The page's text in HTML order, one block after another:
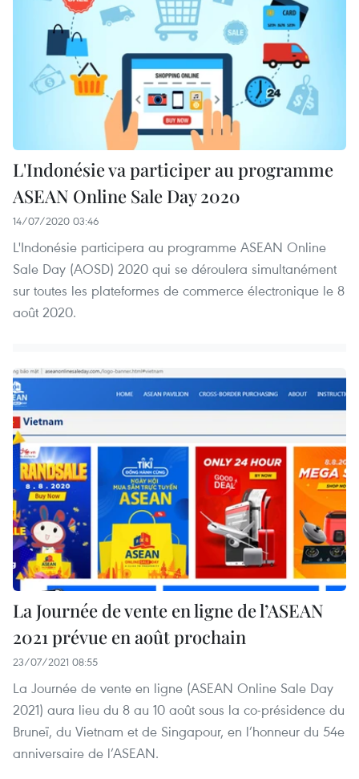
L'Indonésie va participer au programme
ASEAN Online Sale Day 2020
14/07/2020 03:46
L'Indonésie participera au programme ASEAN Online
Sale Day (AOSD) 2020 qui se déroulera simultanément
sur toutes les plateformes de commerce électronique le 8
août 2020.
La Journée de vente en ligne de l’ASEAN
2021 prévue en août prochain
23/07/2021 08:55
La Journée de vente en ligne (ASEAN Online Sale Day
2021) aura lieu du 8 au 10 août sous la co-présidence du
Bruneï, du Vietnam et de Singapour, en l’honneur du 54e
anniversaire de l’ASEAN.